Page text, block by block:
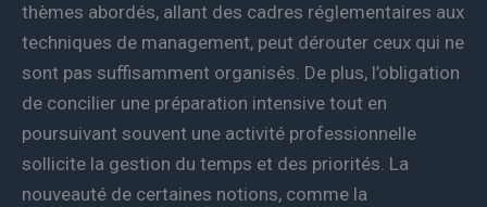
thèmes abordés, allant des cadres réglementaires aux
techniques de management, peut dérouter ceux qui ne
sont pas suffisamment organisés. De plus, l’obligation
de concilier une préparation intensive tout en
poursuivant souvent une activité professionnelle
sollicite la gestion du temps et des priorités. La
nouveauté de certaines notions, comme la